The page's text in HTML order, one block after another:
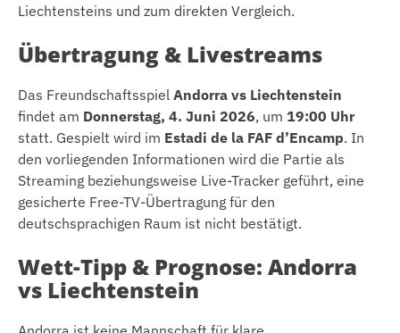
Liechtensteins und zum direkten Vergleich.
Übertragung & Livestreams
Das Freundschaftsspiel Andorra vs Liechtenstein
findet am Donnerstag, 4. Juni 2026, um 19:00 Uhr
statt. Gespielt wird im Estadi de la FAF d’Encamp. In
den vorliegenden Informationen wird die Partie als
Streaming beziehungsweise Live-Tracker geführt, eine
gesicherte Free-TV-Übertragung für den
deutschsprachigen Raum ist nicht bestätigt.
Wett-Tipp & Prognose: Andorra
vs Liechtenstein